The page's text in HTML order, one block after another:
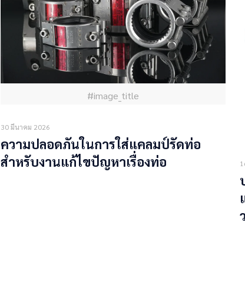
#image_title
30 มีนาคม 2026
ความปลอดภันในการใส่แคลมป์รัดท่อ
สำหรับงานแก้ไขปัญหาเรื่องท่อ